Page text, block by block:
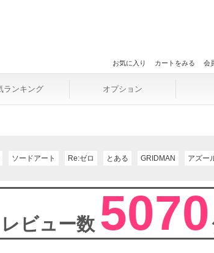
お気に入り カートをみる 会
ランキング オプション
ソードアート Re:ゼロ とある GRIDMAN アズー
レビュー数 5070